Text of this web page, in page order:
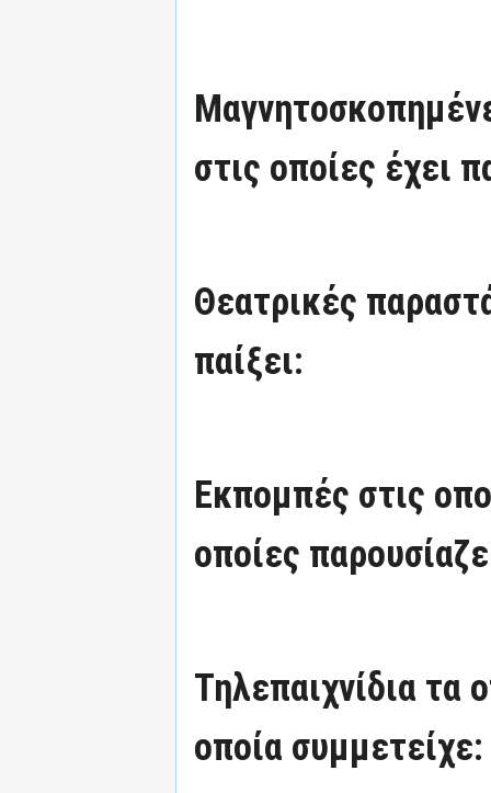
στις οποίες έχει
Θεατρικές
παίξει:
Εκπομπές στις
οποίες
Τηλεπαιχνίδια τα
οποία συμμετείχε: